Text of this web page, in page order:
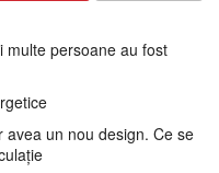
multe persoane au fost
avea un nou design. Ce se